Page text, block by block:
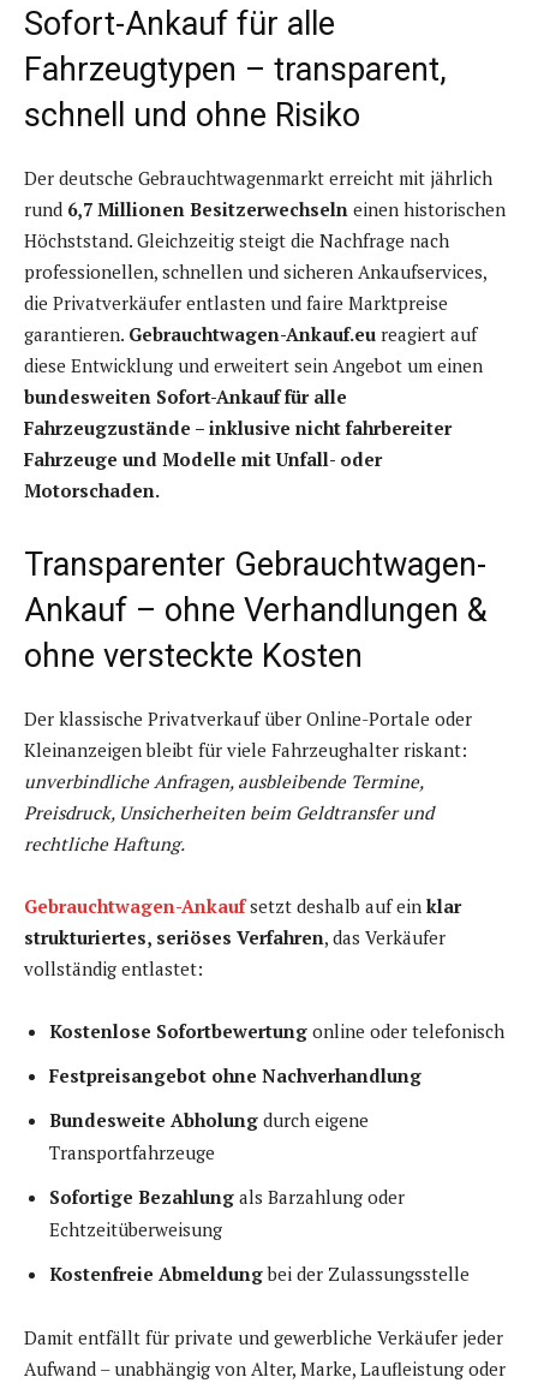
Sofort-Ankauf für alle
Fahrzeugtypen – transparent,
schnell und ohne Risiko
Der deutsche Gebrauchtwagenmarkt erreicht mit jährlich
rund 6,7 Millionen Besitzerwechseln einen historischen
Höchststand. Gleichzeitig steigt die Nachfrage nach
professionellen, schnellen und sicheren Ankaufservices,
die Privatverkäufer entlasten und faire Marktpreise
garantieren. Gebrauchtwagen-Ankauf.eu reagiert auf
diese Entwicklung und erweitert sein Angebot um einen
bundesweiten Sofort-Ankauf für alle
Fahrzeugzustände – inklusive nicht fahrbereiter
Fahrzeuge und Modelle mit Unfall- oder
Motorschaden.
Transparenter Gebrauchtwagen-
Ankauf – ohne Verhandlungen &
ohne versteckte Kosten
Der klassische Privatverkauf über Online-Portale oder
Kleinanzeigen bleibt für viele Fahrzeughalter riskant:
unverbindliche Anfragen, ausbleibende Termine,
Preisdruck, Unsicherheiten beim Geldtransfer und
rechtliche Haftung.
Gebrauchtwagen-Ankauf setzt deshalb auf ein klar
strukturiertes, seriöses Verfahren, das Verkäufer
vollständig entlastet:
Kostenlose Sofortbewertung online oder telefonisch
Festpreisangebot ohne Nachverhandlung
Bundesweite Abholung durch eigene
Transportfahrzeuge
Sofortige Bezahlung als Barzahlung oder
Echtzeitüberweisung
Kostenfreie Abmeldungbei der Zulassungsstelle
Damit entfällt für private und gewerbliche Verkäufer jeder
Aufwand – unabhängig von Alter, Marke, Laufleistung oder